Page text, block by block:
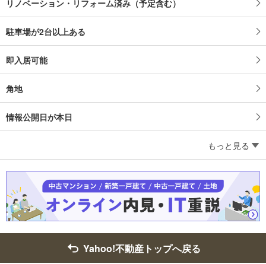
リノベーション・リフォーム済み（予定含む）
駐車場が2台以上ある
即入居可能
角地
情報公開日が本日
もっと見る
Yahoo!不動産トップへ戻る